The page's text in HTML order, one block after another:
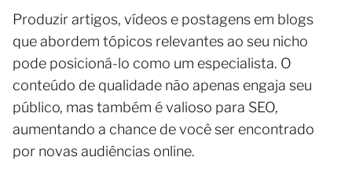
Produzir artigos, vídeos e postagens em blogs
que abordem tópicos relevantes ao seu nicho
pode posicioná-lo como um especialista. O
conteúdo de qualidade não apenas engaja seu
público, mas também é valioso para SEO,
aumentando a chance de você ser encontrado
por novas audiências online.